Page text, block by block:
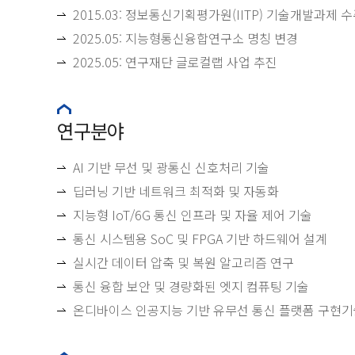
2015.03: 정보통신기획평가원(IITP) 기술개발과제
2025.05: 지능형통신융합연구소 명칭 변경
2025.05: 연구재단 글로컬랩 사업 추진
연구분야
AI 기반 무선 및 광통신 신호처리 기술
딥러닝 기반 네트워크 최적화 및 자동화
지능형 IoT/6G 통신 인프라 및 자율 제어 기술
통신 시스템용 SoC 및 FPGA 기반 하드웨어 설계
실시간 데이터 압축 및 복원 알고리즘 연구
통신 융합 보안 및 경량화된 엣지 컴퓨팅 기술
온디바이스 인공지능 기반 유무선 통신 플랫폼 구현